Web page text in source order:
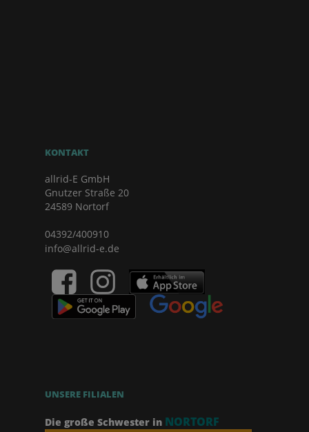
KONTAKT
allrid-E GmbH
Gnutzer Straße 20
24589 Nortorf
04392/400910
info@allrid-e.de
UNSERE FILIALEN
Die große Schwester in NORTORF